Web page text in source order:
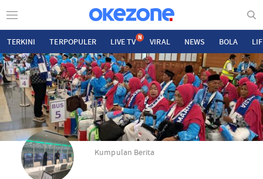
TERKINI TERPOPULER LIVE TV N VIRAL NEWS BOLA
Kumpulan Berita